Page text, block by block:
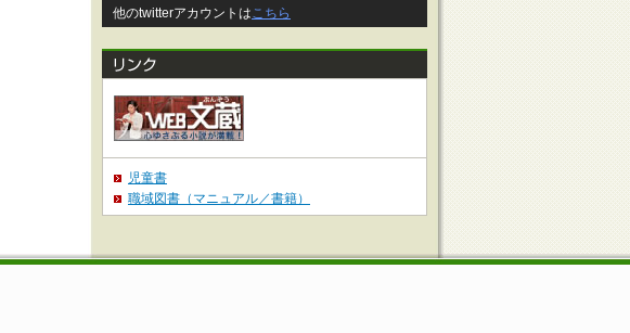
他のtwitterアカウントはこちら
児童書
職域図書（マニュアル／書籍）